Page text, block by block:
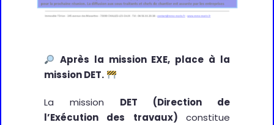
Après la mission EXE, place à la
mission DET.
La mission DET (Direction de
l’Exécution des travaux)constitue